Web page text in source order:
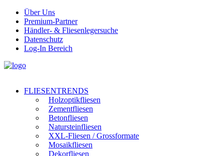
Über Uns
Premium-Partner
Händler- & Fliesenlegersuche
Datenschutz
Log-In Bereich
FLIESENTRENDS
Holzoptikfliesen
Zementfliesen
Betonfliesen
Natursteinfliesen
XXL-Fliesen / Grossformate
Mosaikfliesen
Dekorfliesen